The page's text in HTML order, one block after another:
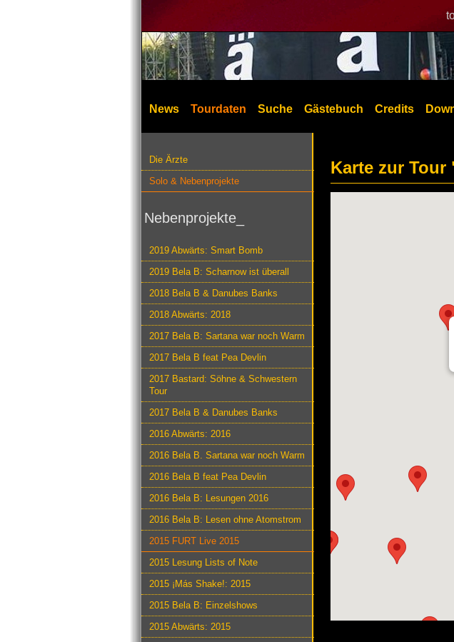
News Tourdaten Suche Gästebuch Credits
Die Ärzte
Solo & Nebenprojekte
Nebenprojekte_
2019 Abwärts: Smart Bomb
2019 Bela B: Scharnow ist überall
2018 Bela B & Danubes Banks
2018 Abwärts: 2018
2017 Bela B: Sartana war noch Warm
2017 Bela B feat Pea Devlin
2017 Bastard: Söhne & Schwestern
Tour
2017 Bela B & Danubes Banks
2016 Abwärts: 2016
2016 Bela B. Sartana war noch Warm
2016 Bela B feat Pea Devlin
2016 Bela B: Lesungen 2016
2016 Bela B: Lesen ohne Atomstrom
2015 FURT Live 2015
2015 Lesung Lists of Note
2015 ¡Más Shake!: 2015
2015 Bela B: Einzelshows
2015 Abwärts: 2015
Karte zur Tour